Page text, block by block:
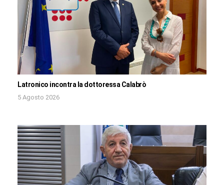
Latronico incontra la dottoressa Calabrò
5 Agosto 2026